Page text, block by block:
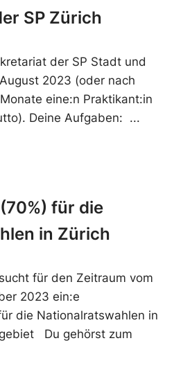
SP Zürich
der SP Stadt und
2023 (oder nach
eine:n Praktikant:in
Deine Aufgaben:
für die
in Zürich
für den Zeitraum vom
2023 ein:e
die Nationalratswahlen in
Du gehörst zum